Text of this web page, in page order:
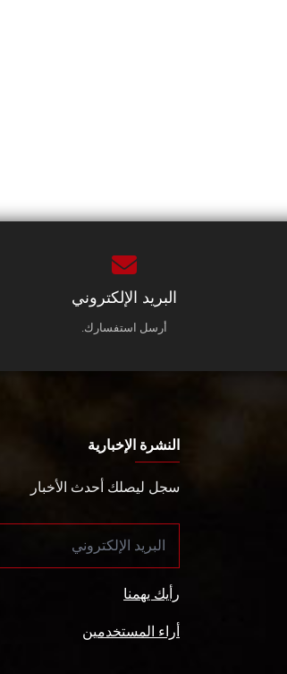
البريد الإلكتروني
أرسل استفسارك.
النشرة الإخبارية
سجل ليصلك أحدث الأخبار
رأيك يهمنا
أراء المستخدمين